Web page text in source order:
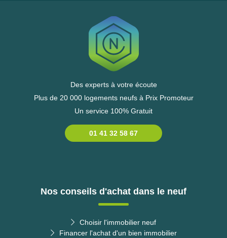
Des experts à votre écoute
Plus de 20 000 logements neufs à Prix Promoteur
Un service 100% Gratuit
01 41 32 58 67
Nos conseils d'achat dans le neuf
Choisir l'immobilier neuf
Financer l'achat d'un bien immobilier